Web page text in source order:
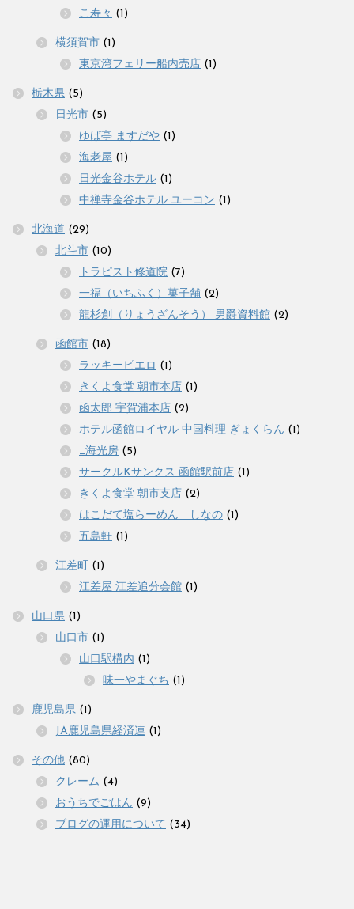
こ寿々 (1)
横須賀市 (1)
東京湾フェリー船内売店 (1)
栃木県 (5)
日光市 (5)
ゆば亭 ますだや (1)
海老屋 (1)
日光金谷ホテル (1)
中禅寺金谷ホテル ユーコン (1)
北海道 (29)
北斗市 (10)
トラピスト修道院 (7)
一福（いちふく）菓子舗 (2)
龍杉創（りょうざんそう） 男爵資料館 (2)
函館市 (18)
ラッキーピエロ (1)
きくよ食堂 朝市本店 (1)
函太郎 宇賀浦本店 (2)
ホテル函館ロイヤル 中国料理 ぎょくらん (1)
_海光房 (5)
サークルKサンクス 函館駅前店 (1)
きくよ食堂 朝市支店 (2)
はこだて塩らーめん しなの (1)
五島軒 (1)
江差町 (1)
江差屋 江差追分会館 (1)
山口県 (1)
山口市 (1)
山口駅構内 (1)
味一やまぐち (1)
鹿児島県 (1)
JA鹿児島県経済連 (1)
その他 (80)
クレーム (4)
おうちでごはん (9)
ブログの運用について (34)